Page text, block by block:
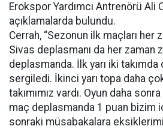
Erokspor Yardımcı Antrenörü Ali
açıklamalarda bulundu.
Cerrah, “Sezonun ilk maçları her
Sivas deplasmanı da her zaman
deplasmanda. İlk yarı iki
sergiledi. İkinci yarı topa daha
takımımız vardı. Oyun daha
maç deplasmanda 1 puan bizim
sonraki müsabakalara